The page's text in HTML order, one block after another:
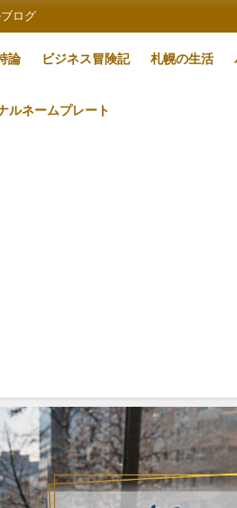
ログ
論 ビジネス冒険記 札幌の生活
ルネームプレート